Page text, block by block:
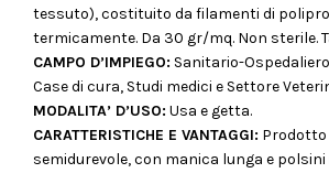
tessuto), costituito da filamenti di
termicamente. Da 30 gr/mq. Non sterile.
CAMPO D’IMPIEGO: Sanitario-
Case di cura, Studi medici e Settore
MODALITA’ D’USO: Usa e getta.
CARATTERISTICHE E VANTAGGI:
semidurevole, con manica lunga e